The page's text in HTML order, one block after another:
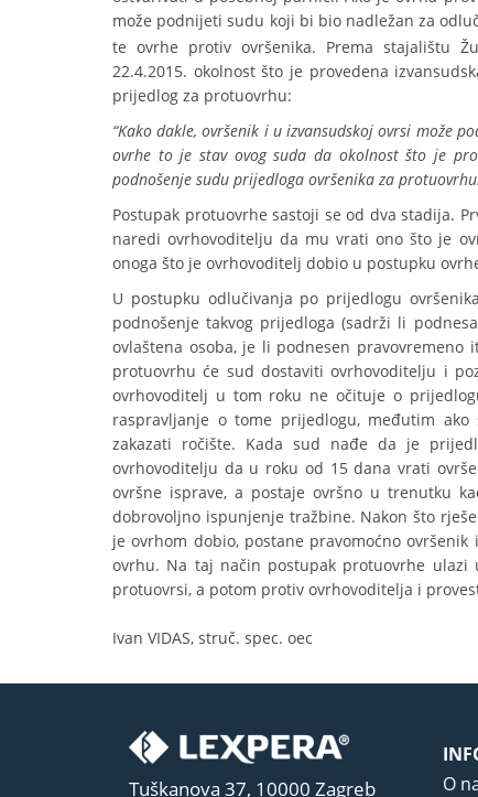
može podnijeti sudu koji bi bio nadležan za
te ovrhe protiv ovršenika. Prema stajalištu
22.4.2015. okolnost što je provedena
prijedlog za protuovrhu:
“Kako dakle, ovršenik i u izvansudskoj ovrsi može
ovrhe to je stav ovog suda da okolnost što je
podnošenje sudu prijedloga ovršenika za
Postupak protuovrhe sastoji se od dva stadija.
naredi ovrhovoditelju da mu vrati ono što je
onoga što je ovrhovoditelj dobio u postupku
U postupku odlučivanja po prijedlogu
podnošenje takvog prijedloga (sadrži li
ovlaštena osoba, je li podnesen
protuovrhu će sud dostaviti ovrhovoditelju i
ovrhovoditelj u tom roku ne očituje o
raspravljanje o tome prijedlogu, međutim
zakazati ročište. Kada sud nađe da je
ovrhovoditelju da u roku od 15 dana vrati
ovršne isprave, a postaje ovršno u trenutku
dobrovoljno ispunjenje tražbine. Nakon što
je ovrhom dobio, postane pravomoćno
ovrhu. Na taj način postupak protuovrhe
protuovrsi, a potom protiv ovrhovoditelja i
Ivan VIDAS, struč. spec. oec
Tuškanova 37, 10000 Zagreb
O